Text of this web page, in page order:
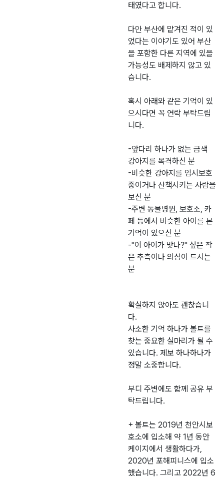
태였다고 합니다.
다만 부산에 맡겨진 적이 있
었다는 이야기도 있어 부산
을 포함한 다른 지역에 있을
가능성도 배제하지 않고 있
습니다.
혹시 아래와 같은 기억이 있
으시다면 꼭 연락 부탁드립
니다.
-앞다리 하나가 없는 금색
강아지를 목격하신 분
-비슷한 강아지를 임시보호
중이거나 산책시키는 사람을
보신 분
-주변 동물병원, 보호소, 카
페 등에서 비슷한 아이를 본
기억이 있으신 분
-"이 아이가 맞나?" 싶은 작
은 추측이나 의심이 드시는
분
확실하지 않아도 괜찮습니
다.
사소한 기억 하나가 볼트를
찾는 중요한 실마리가 될 수
있습니다. 제보 하나하나가
정말 소중합니다.
부디 주변에도 함께 공유 부
탁드립니다.
+ 볼트는 2019년 천안시보
호소에 입소해 약 1년 동안
케이지에서 생활하다가,
2020년 포해피니스에 입소
했습니다. 그리고 2022년 6